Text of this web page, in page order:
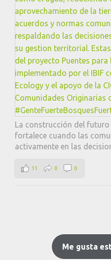
La construcción del
fortalece cuando las
activamente en las
11 0 0
Me gusta